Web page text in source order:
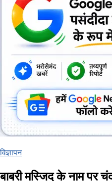
विज्ञापन
बाबरी मस्जिद के नाम पर